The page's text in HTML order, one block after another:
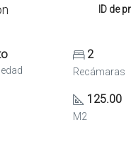
ID de
2
Recámaras
125.00
M2